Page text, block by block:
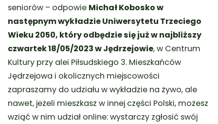
seniorów – odpowie Michał Kobosko w
następnym wykładzie Uniwersytetu Trzeciego
Wieku 2050, który odbędzie się już w najbliższy
czwartek 18/05/2023 wJędrzejowie, w Centrum
Kultury przy alei Piłsudskiego 3. Mieszkańców
Jędrzejowa i okolicznych miejscowości
zapraszamy do udziału w wykładzie na żywo, ale
nawet, jeżeli mieszkasz w innej części Polski, możesz
wziąć w nim udział online: wystarczy zgłosić swój